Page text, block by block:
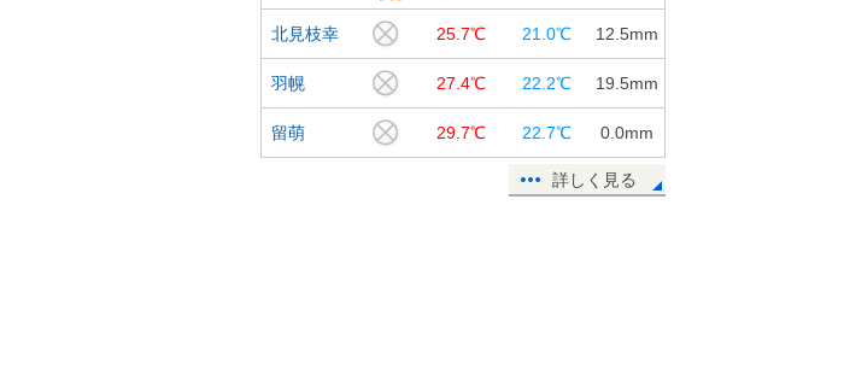
北見枝幸 25.7℃ 21.0℃ 12.5mm
羽幌 27.4℃ 22.2℃ 19.5mm
留萌 29.7℃ 22.7℃ 0.0mm
詳しく見る